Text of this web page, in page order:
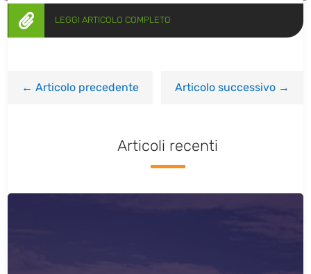
 LEGGI ARTICOLO COMPLETO
←Articolo precedente Articolo successivo→
Articoli recenti